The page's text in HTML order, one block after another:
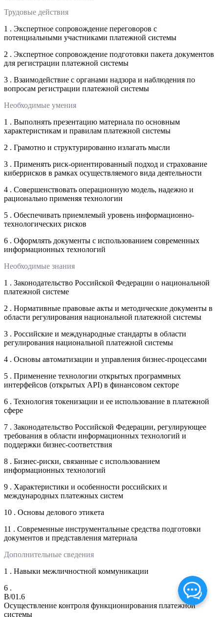
Трудовые действия
1 . Экспертное сопровождение переговоров с
потенциальными участниками платежной системы
2 . Экспертное сопровождение подготовки пакета документов
для регистрации платежной системы
3 . Взаимодействие с органами надзора и наблюдения по
вопросам регистрации платежной системы
Необходимые умения
1 . Выполнять презентацию материала по основным
характеристикам и правилам платежной системы
2 . Грамотно и структурированно излагать мысли
3 . Применять риск-ориентированный подход и страхование
киберрисков в рамках осуществляемого вида деятельности
4 . Совершенствовать операционную модель, надежно и
рационально применяя технологии
5 . Обеспечивать приемлемый уровень информационно-
технологических рисков
6 . Оформлять документы с использованием современных
информационных технологий
Необходимые знания
1 . Законодательство Российской Федерации о национальной
платежной системе
2 . Нормативные правовые акты и методические документы в
области регулирования национальной платежной системы
3 . Российские и международные стандарты в области
регулирования национальной платежной системы
4 . Основы автоматизации и управления бизнес-процессами
5 . Применение технологии открытых программных
интерфейсов (открытых API) в финансовом секторе
6 . Технология токенизации и ее использование в платежной
сфере
7 . Законодательство Российской Федерации, регулирующее
требования в области информационных технологий и
поддержки бизнес-соответствия
8 . Бизнес-риски, связанные с использованием
информационных технологий
9 . Характеристики и особенности российских и
международных платежных систем
10 . Основы делового этикета
11 . Современные инструментальные средства подготовки
документов и представления материала
Дополнительные сведения
1 . Навыки межличностной коммуникации
6 .
B/01.6
Осуществление контроля функционирования платежной
системы